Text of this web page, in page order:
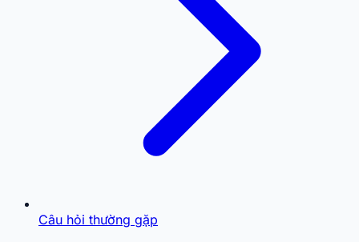
Câu hỏi thường gặp